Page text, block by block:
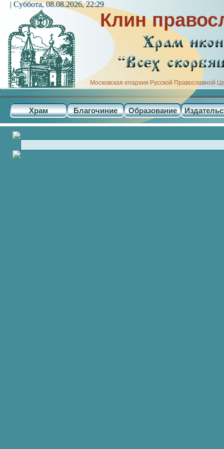
Клин
Московская епархия Русской Православной
Храм Благочиние Образование
| Суббота, 08.08.2026, 22:29